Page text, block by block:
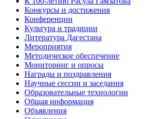
Конкурсы и достижения
Конференции
Культура и традиции
Литература Дагестана
Мероприятия
Методическое обеспечение
Мониторинг и опросы
Награды и поздравления
Научные сессии и заседания
Образовательные технологии
Общая информация
Объявления